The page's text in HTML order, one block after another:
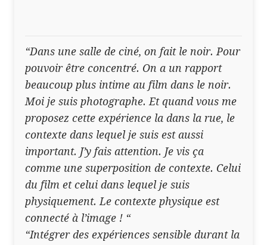
“Dans une salle de ciné, on fait le noir. Pour
pouvoir être concentré. On a un rapport
beaucoup plus intime au film dans le noir.
Moi je suis photographe. Et quand vous me
proposez cette expérience la dans la rue, le
contexte dans lequel je suis est aussi
important. J’y fais attention. Je vis ça
comme une superposition de contexte. Celui
du film et celui dans lequel je suis
physiquement. Le contexte physique est
connecté à l’image ! “
“Intégrer des expériences sensible durant la